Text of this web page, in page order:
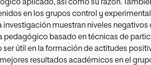
aplicado, así como su razón.
en los grupos control y
muestran niveles negativos
pedagógico basado en técnicas de
útil en la formación de actitudes
resultados académicos en el